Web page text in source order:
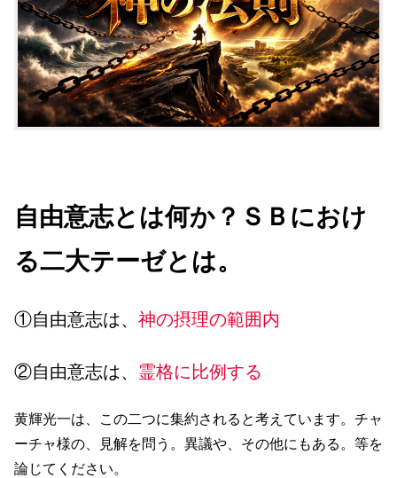
自由意志とは何か？ＳＢにおけ
る二大テーゼとは。
①自由意志は、 神の摂理の範囲内
②自由意志は、 霊格に比例する
黄輝光一は、この二つに集約されると考えています。チャ
ーチャ様の、見解を問う。異議や、その他にもある。等を
論じてください。